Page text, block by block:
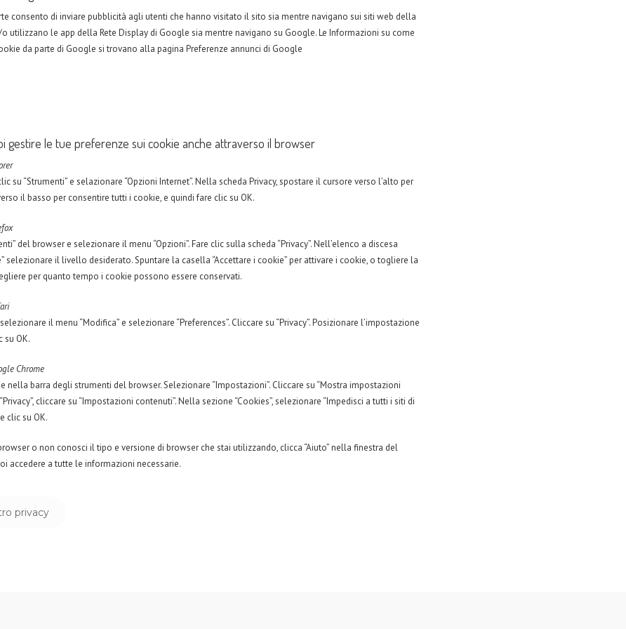
consento di inviare pubblicità agli utenti che hanno visitato il sito sia mentre navigano sui siti web della
utilizzano le app della Rete Display di Google sia mentre navigano su Google. Le Informazioni su come
da parte di Google si trovano alla pagina Preferenze annunci di Google
gestire le tue preferenze sui cookie anche attraverso il browser
su “Strumenti” e selazionare “Opzioni Internet”. Nella scheda Privacy, spostare il cursore verso l’alto per
il basso per consentire tutti i cookie, e quindi fare clic su OK.
del browser e selezionare il menu “Opzioni”. Fare clic sulla scheda “Privacy”. Nell’elenco a discesa
selezionare il livello desiderato. Spuntare la casella “Accettare i cookie” per attivare i cookie, o togliere la
per quanto tempo i cookie possono essere conservati.
il menu “Modifica” e selezionare “Preferences”. Cliccare su “Privacy”. Posizionare l’impostazione
su OK.
Chrome
nella barra degli strumenti del browser. Selezionare “Impostazioni”. Cliccare su “Mostra impostazioni
cliccare su “Impostazioni contenuti”. Nella sezione “Cookies”, selezionare “Impedisci a tutti i siti di
clic su OK.
o non conosci il tipo e versione di browser che stai utilizzando, clicca “Aiuto” nella finestra del
accedere a tutte le informazioni necessarie.
privacy